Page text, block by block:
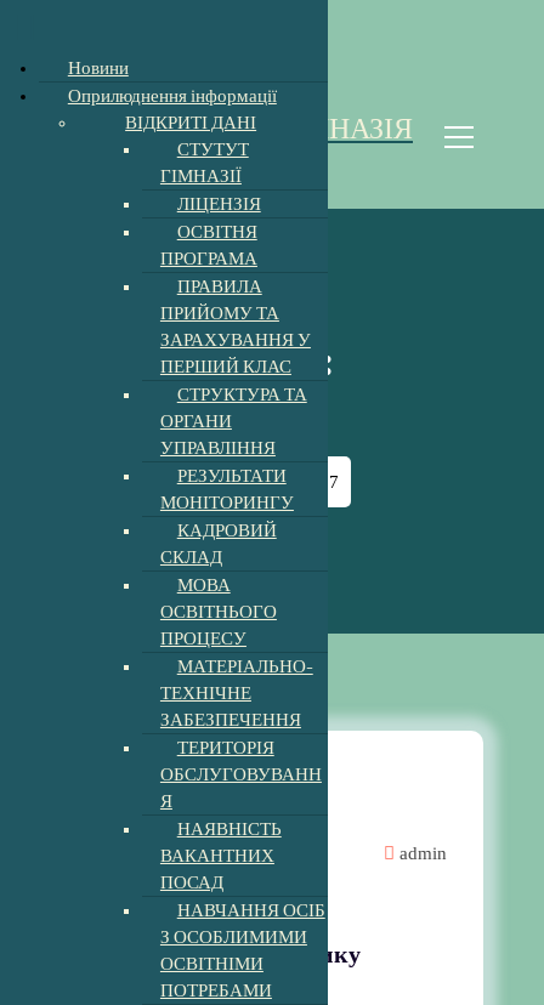
ХОЛМКІВСЬКА ГІМНАЗІЯ
Homoki Gimnázium
Архів за день:
27.02.2026
Головна 2026-Лютий 27
ПЕДРАДИ ТА ШМО
admin
Нарада при заступнику
директора
Новини
Оприлюднення інформації
ВІДКРИТІ ДАНІ
СТУТУТ
ГІМНАЗІЇ
ЛІЦЕНЗІЯ
ОСВІТНЯ
ПРОГРАМА
ПРАВИЛА
ПРИЙОМУ ТА
ЗАРАХУВАННЯ У
ПЕРШИЙ КЛАС
СТРУКТУРА ТА
ОРГАНИ
УПРАВЛІННЯ
РЕЗУЛЬТАТИ
МОНІТОРИНГУ
КАДРОВИЙ
СКЛАД
МОВА
ОСВІТНЬОГО
ПРОЦЕСУ
МАТЕРІАЛЬНО-
ТЕХНІЧНЕ
ЗАБЕЗПЕЧЕННЯ
ТЕРИТОРІЯ
ОБСЛУГОВУВАНН
Я
НАЯВНІСТЬ
ВАКАНТНИХ
ПОСАД
НАВЧАННЯ ОСІБ
З ОСОБЛИМИМИ
ОСВІТНІМИ
ПОТРЕБАМИ